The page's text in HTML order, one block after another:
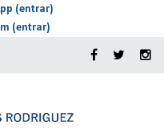
(entrar)
(entrar)